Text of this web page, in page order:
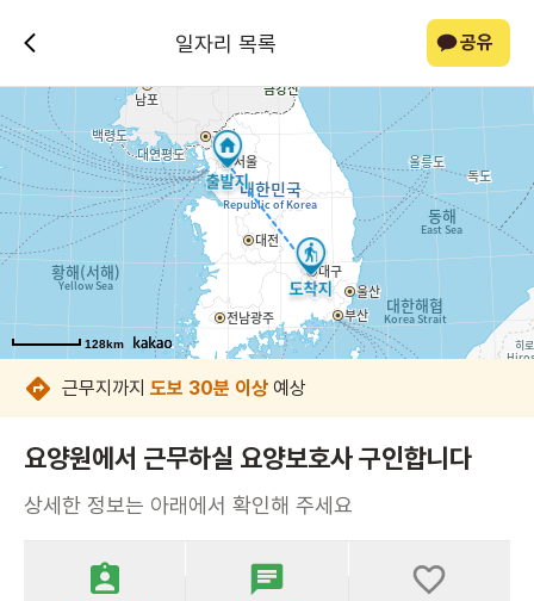
일자리 목록 공유
128km
128km
128km
128km
128km
128km
128km
128km
근무지까지 도보 30분 이상 예상
요양원에서 근무하실 요양보호사 구인합니다
상세한 정보는 아래에서 확인해 주세요